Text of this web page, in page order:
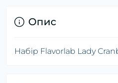
Опис
Набір Flavorlab Lady